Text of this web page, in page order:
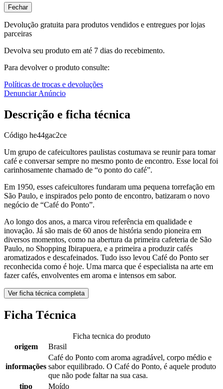
Fechar
Devolução gratuita para produtos vendidos e entregues por lojas
parceiras
Devolva seu produto em até 7 dias do recebimento.
Para devolver o produto consulte:
Políticas de trocas e devoluções
Denunciar Anúncio
Descrição e ficha técnica
Código he44gac2ce
Um grupo de cafeicultores paulistas costumava se reunir para tomar
café e conversar sempre no mesmo ponto de encontro. Esse local foi
carinhosamente chamado de “o ponto do café”.
Em 1950, esses cafeicultores fundaram uma pequena torrefação em
São Paulo, e inspirados pelo ponto de encontro, batizaram o novo
negócio de “Café do Ponto”.
Ao longo dos anos, a marca virou referência em qualidade e
inovação. Já são mais de 60 anos de história sendo pioneira em
diversos momentos, como na abertura da primeira cafeteria de São
Paulo, no Shopping Ibirapuera, e a primeira a produzir cafés
aromatizados e descafeinados. Tudo isso levou Café do Ponto ser
reconhecida como é hoje. Uma marca que é especialista na arte em
fazer cafés, envolventes em aroma e intensos em sabor.
Ver ficha técnica completa
Ficha Técnica
Ficha tecnica do produto
origem
Brasil
informações
Café do Ponto com aroma agradável, corpo médio e
sabor equilibrado. O Café do Ponto, é aquele produto
que não pode faltar na sua casa.
tipo
Moído